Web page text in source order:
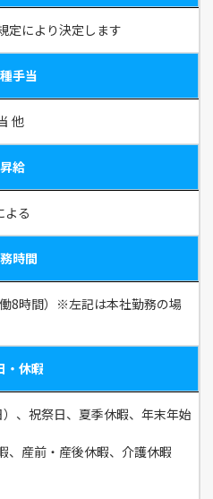
定により決定します
手当
他
昇給
る
時間
8時間）※左記は本社勤務の場
・休暇
、祝祭日、夏季休暇、年末年始
、産前・産後休暇、介護休暇